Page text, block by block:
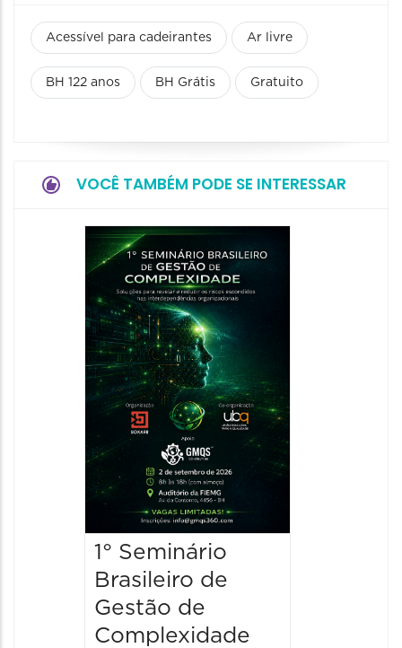
Acessível para cadeirantes Ar livre
BH 122 anos BH Grátis Gratuito
VOCÊ TAMBÉM PODE SE INTERESSAR
1° Seminário
Brasileiro de
Gestão de
Complexidade